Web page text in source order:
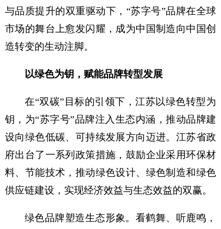
与品质提升的双重驱动下，“苏字号”品牌在全球
市场的舞台上愈发闪耀，成为中国制造向中国创
造转变的生动注脚。
以绿色为钥， 赋能品牌转型发展
在“双碳”目标的引领下，江苏以绿色转型为
钥，为“苏字号”品牌注入生态内涵，推动品牌建
设向绿色低碳、可持续发展方向迈进。江苏省政
府出台了一系列政策措施，鼓励企业采用环保材
料、节能技术，推动绿色设计、绿色制造和绿色
供应链建设，实现经济效益与生态效益的双赢。
绿色品牌塑造生态形象。看鹤舞、听鹿鸣，